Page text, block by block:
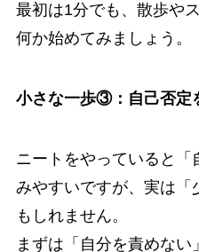
最初は1分でも、散歩や
何か始めてみましょう。
小さな一歩③：自己否定
ニートをやっていると「
みやすいですが、実は「
もしれません。
まずは「自分を責めない